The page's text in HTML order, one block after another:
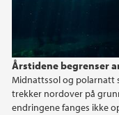
Årstidene begrenser
Midnattssol og polarnatt
trekker nordover på
endringene fanges ikke